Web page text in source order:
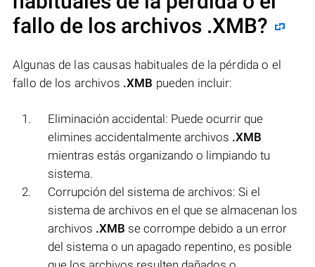
fallo de los archivos .XMB?
Algunas de las causas habituales de la pérdida o el
fallo de los archivos .XMB pueden incluir:
Eliminación accidental: Puede ocurrir que
elimines accidentalmente archivos .XMB
mientras estás organizando o limpiando tu
sistema.
Corrupción del sistema de archivos: Si el
sistema de archivos en el que se almacenan los
archivos .XMB se corrompe debido a un error
del sistema o un apagado repentino, es posible